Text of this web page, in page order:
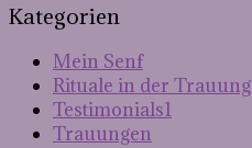
Kategorien
Mein Senf
Rituale in der Trauung
Testimonials1
Trauungen